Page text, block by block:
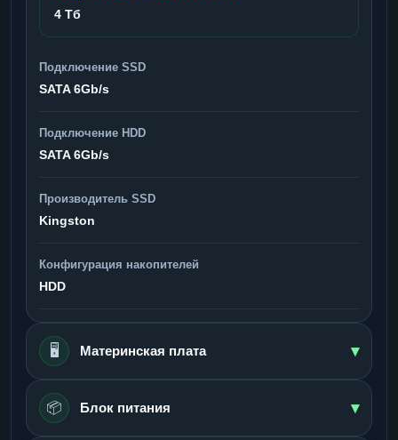
4 Тб
Подключение SSD
SATA 6Gb/s
Подключение HDD
SATA 6Gb/s
Производитель SSD
Kingston
Конфигурация накопителей
HDD
🖥️ Материнская плата ▾
📦 Блок питания ▾